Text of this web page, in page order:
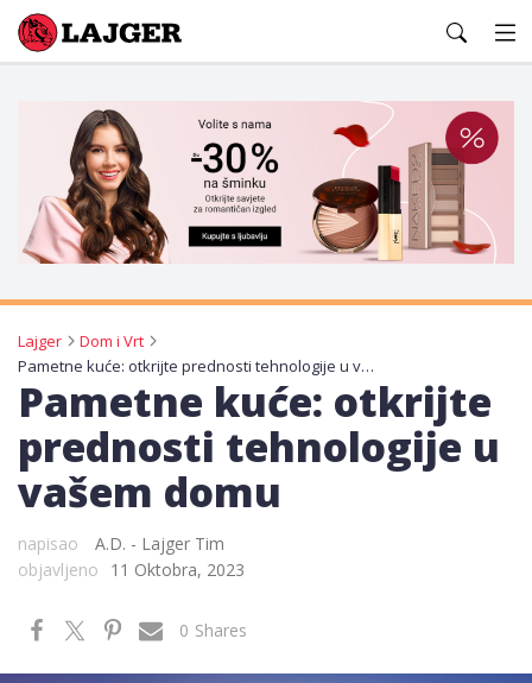
Lajger
Lajger
Dom i Vrt
Pametne kuće: otkrijte prednosti tehnologije u vašem domu
Pametne kuće: otkrijte
prednosti tehnologije u
vašem domu
napisao
A.D. - Lajger Tim
objavljeno
11 Oktobra, 2023
Shares
0